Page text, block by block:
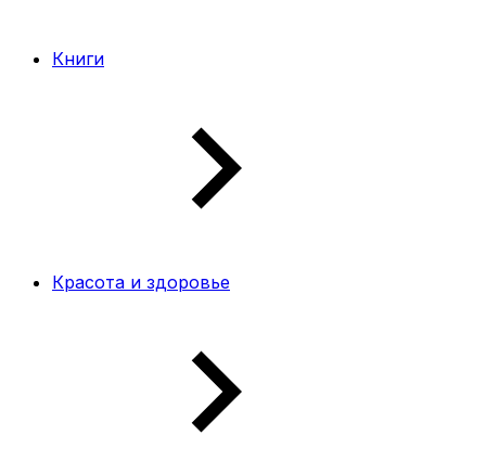
Книги
Красота и здоровье